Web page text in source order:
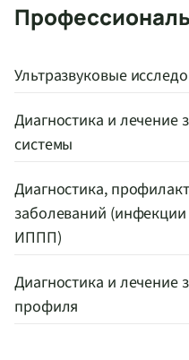
Ультразвуковые
Диагностика и лечение
системы
Диагностика,
заболеваний
ИППП)
Диагностика и лечение
профиля